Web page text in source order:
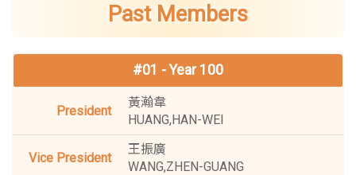
Past Members
#01 - Year 100
黃瀚韋
HUANG,HAN-WEI
王振廣
WANG,ZHEN-GUANG